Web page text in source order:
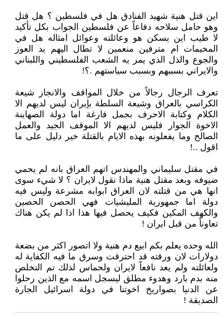
اين قتل هنية شهيد الفنادق هل في فلسطين ؟ هل قتل
وهو حامل سلاحه دفاعاً عن فلسطين الجواب بكل تأكيد
لا طيب اين يسكن هو وعائلته وعوائل امثاله هل في
المخيمات ام مترفين منعمين لا تطال اليهم يد العوز
والجوع والذل الذي يمر يه الشعب الفلسطيني واللبناني
والايراني بسببهم وبسبب سياستهم .؟!
تعرف الرجال رجالاً من خلال المواقف والانجاز شيعة
الكراسي بالعراق وشيعة السلطة بإيران ليس لديهم الا
الكلام وكتابة الاحرف بجمل فارغة اما دولة الصهاينة
الاخوة الجوار فليس لديهم الا الموقف الجيد والعمل
الصالح وما يفعلونه بهذه الايام بالقتلة خير دليل على ما
اقول ..!
في مقتل سليماني والمهندس اتهم العراق بانه لم يحمي
ضيوفه وبعد مقتل هنية ماذا نقول لايران ؟ لا شيء سوى
انها هي من قتلته لان العراق ابوابه مشرعة وليس فيه
دولة اما جمهورية المليشيات فهي الحصن الحصين
والكهف المكين فكيف يحصل فيها هذا اذا لم يكن هناك
تعاوناً من قبل ايران !
الله وحده يعلم بكم ابيع دم هنية ولا اتصور اكثر من بضعة
دولارات لان ورقته قد احترقت وسرق ما فيه الكفاية له
ولعائلته ولم يعد نافعاً لايران ولحماس لذلك تم التخلص
منه بدم بارد وهدوء مطلق ليسجل اسمه مع الذين رحلوا
عن الدنيا بصواريخ اخوتنا في دولة اسرائيل الجارة
الصديقة !